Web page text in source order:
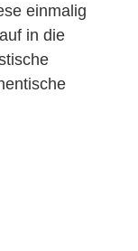
einmalig
in die